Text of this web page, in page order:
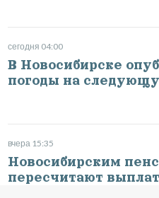
сегодня 04:00
В Новосибирске
погоды на
вчера 15:35
Новосибирским
пересчитают